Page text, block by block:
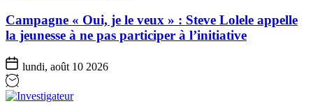
Campagne « Oui, je le veux » : Steve Lolele appelle
la jeunesse à ne pas participer à l’initiative
lundi, août 10 2026